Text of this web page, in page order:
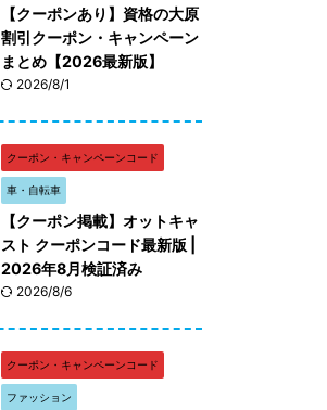
【クーポンあり】資格の大原
割引クーポン・キャンペーン
まとめ【2026最新版】
2026/8/1
クーポン・キャンペーンコード
車・自転車
【クーポン掲載】オットキャ
スト クーポンコード最新版 |
2026年8月検証済み
2026/8/6
クーポン・キャンペーンコード
ファッション